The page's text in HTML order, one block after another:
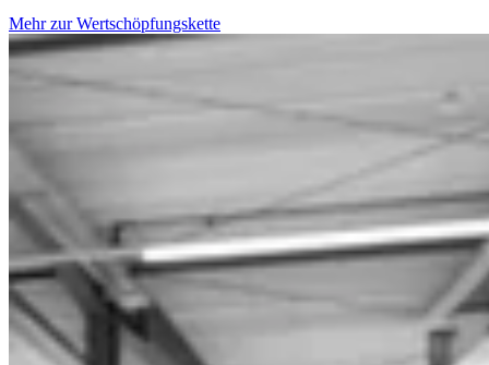
Mehr zur Wertschöpfungskette